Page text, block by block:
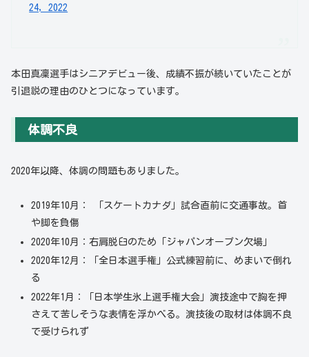
24, 2022
本田真凜選手はシニアデビュー後、成績不振が続いていたことが
引退説の理由のひとつになっています。
体調不良
2020年以降、体調の問題もありました。
2019年10月： 「スケートカナダ」試合直前に交通事故。首
や脚を負傷
2020年10月：右肩脱臼のため「ジャパンオープン欠場」
2020年12月：「全日本選手権」公式練習前に、めまいで倒れ
る
2022年1月：「日本学生氷上選手権大会」演技途中で胸を押
さえて苦しそうな表情を浮かべる。演技後の取材は体調不良
で受けられず